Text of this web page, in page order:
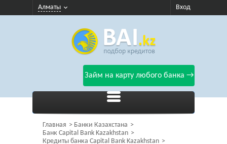
Алматы Вход
Займ на карту любого банка →
Главная
Банки Казахстана
Банк Capital Bank Kazakhstan
Кредиты банка Capital Bank Kazakhstan